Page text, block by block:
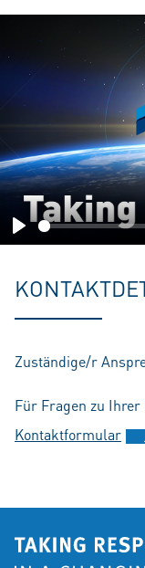
Play
Zuständige/r
Für Fragen zu Ihrer
Kontaktformular